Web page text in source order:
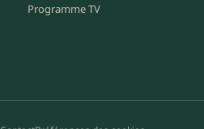
Programme TV